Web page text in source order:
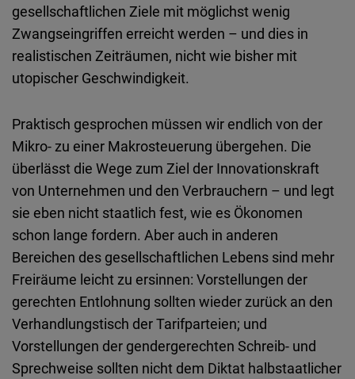
gesellschaftlichen Ziele mit möglichst wenig
Zwangseingriffen erreicht werden – und dies in
realistischen Zeiträumen, nicht wie bisher mit
utopischer Geschwindigkeit.
Praktisch gesprochen müssen wir endlich von der
Mikro- zu einer Makrosteuerung übergehen. Die
überlässt die Wege zum Ziel der Innovationskraft
von Unternehmen und den Verbrauchern – und legt
sie eben nicht staatlich fest, wie es Ökonomen
schon lange fordern. Aber auch in anderen
Bereichen des gesellschaftlichen Lebens sind mehr
Freiräume leicht zu ersinnen: Vorstellungen der
gerechten Entlohnung sollten wieder zurück an den
Verhandlungstisch der Tarifparteien; und
Vorstellungen der gendergerechten Schreib- und
Sprechweise sollten nicht dem Diktat halbstaatlicher